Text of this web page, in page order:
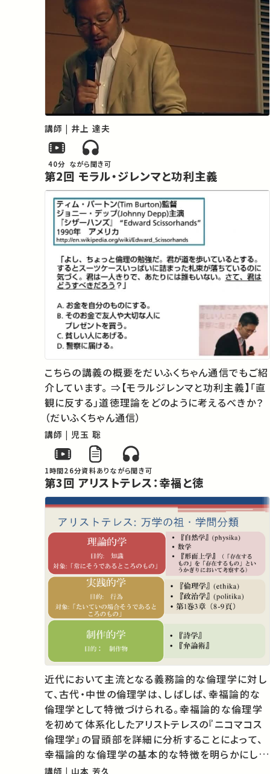
講師 | 井上 達夫
40分 ながら聞き可
第2回 モラル・ジレンマと功利主義
こちらの講義の概要をだいふくちゃん通信でもご紹
介しています。 ⇒【モラルジレンマと功利主義】「直
観に反する」道徳理論をどのように考えるべきか？
（だいふくちゃん通信）
講師 | 児玉 聡
1時間26分資料ありながら聞き可
第3回 アリストテレス：幸福と徳
近代において主流となる義務論的な倫理学に対し
て、古代・中世の倫理学は、しばしば、幸福論的な
倫理学として特徴づけられる。幸福論的な倫理学
を初めて体系化したアリストテレスの『ニコマコス
倫理学』の冒頭部を詳細に分析することによって、
幸福論的な倫理学の基本的な特徴を明らかにし、
その現代的な意義をも浮き彫りにする。（Chap.
講師 | 山本 芳久